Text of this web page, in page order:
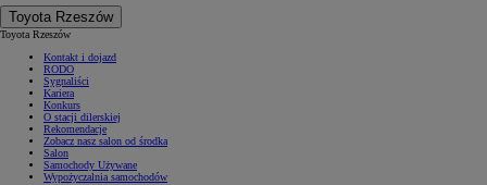
Toyota Rzeszów
Toyota Rzeszów
Kontakt i dojazd
RODO
Sygnaliści
Kariera
Konkurs
O stacji dilerskiej
Rekomendacje
Zobacz nasz salon od środka
Salon
Samochody Używane
Wypożyczalnia samochodów